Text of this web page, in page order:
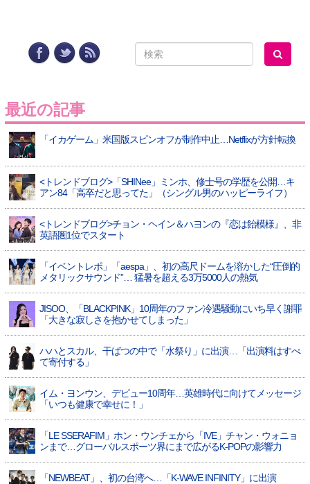
最近の記事
「イカゲーム」米国版スピンオフが制作中止…Netflixが方針転換
<トレンドブログ>「SHINee」ミンホ、修士号の学歴を公開…キ
アン84「高卒だと思ってた」（シングル男のハッピーライフ）
<トレンドブログ>チョン・ヘイン＆ハヨンの『恋は飴模様』、非
英語圏1位でスタート
「イベントレポ」「aespa」、初の高尺ドームを溶かした“圧倒的
メタリックサウンド”… 猛暑を超える3万5000人の熱気
JISOO、「BLACKPINK」10周年のファン冷遇騒動にいち早く謝罪
「大きな寂しさを抱かせてしまった」
ハハとスカル、干ばつの中で「水祭り」に出演…「出演料はすべ
て寄付する」
イム・ヨンウン、デビュー10周年…英雄時代に向けてメッセージ
「いつも健康で幸せに！」
「LE SSERAFIM」ホン・ウンチェから「IVE」チャン・ウォニョ
ンまで…グローバルスポーツ界にまで広がるK-POPの影響力
「NEWBEAT」、初の台湾へ…「K-WAVE INFINITY」に出演